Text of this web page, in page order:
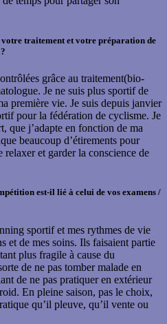
votre traitement et votre préparation de
grâce au traitement(bio-
Je ne suis plus sportif de
première vie. Je suis depuis janvier
pour la fédération de cyclisme. Je
que j’adapte en fonction de ma
beaucoup d’étirements pour
relaxer et garder la conscience de
est-il lié à celui de vos examens /
sportif et mes rythmes de vie
et de mes soins. Ils faisaient partie
plus fragile à cause du
de ne pas tomber malade en
de ne pas pratiquer en extérieur
En pleine saison, pas le choix,
qu’il pleuve, qu’il vente ou